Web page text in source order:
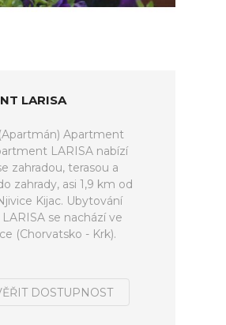
LARISA
Apartment
LARISA nabízí
zahradou, terasou a
zahrady, asi 1,9 km od
Kijac. Ubytování
se nachází ve
(Chorvatsko - Krk).
DOSTUPNOST